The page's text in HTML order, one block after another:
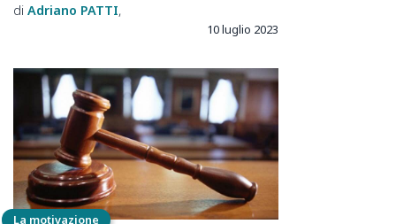
Adriano PATTI
10 luglio 2023
La motivazione